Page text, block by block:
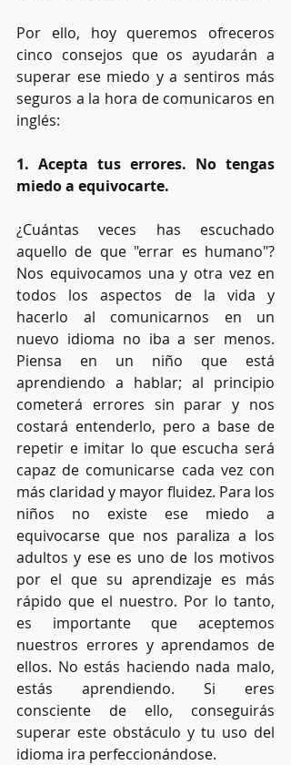
Por ello, hoy queremos ofreceros
cinco consejos que os ayudarán a
superar ese miedo y a sentiros más
seguros a la hora de comunicaros en
inglés:
1. Acepta tus errores. No tengas
miedo a equivocarte.
¿Cuántas veces has escuchado
aquello de que "errar es humano"?
Nos equivocamos una y otra vez en
todos los aspectos de la vida y
hacerlo al comunicarnos en un
nuevo idioma no iba a ser menos.
Piensa en un niño que está
aprendiendo a hablar; al principio
cometerá errores sin parar y nos
costará entenderlo, pero a base de
repetir e imitar lo que escucha será
capaz de comunicarse cada vez con
más claridad y mayor fluidez. Para los
niños no existe ese miedo a
equivocarse que nos paraliza a los
adultos y ese es uno de los motivos
por el que su aprendizaje es más
rápido que el nuestro. Por lo tanto,
es importante que aceptemos
nuestros errores y aprendamos de
ellos. No estás haciendo nada malo,
estás aprendiendo. Si eres
consciente de ello, conseguirás
superar este obstáculo y tu uso del
idioma ira perfeccionándose.